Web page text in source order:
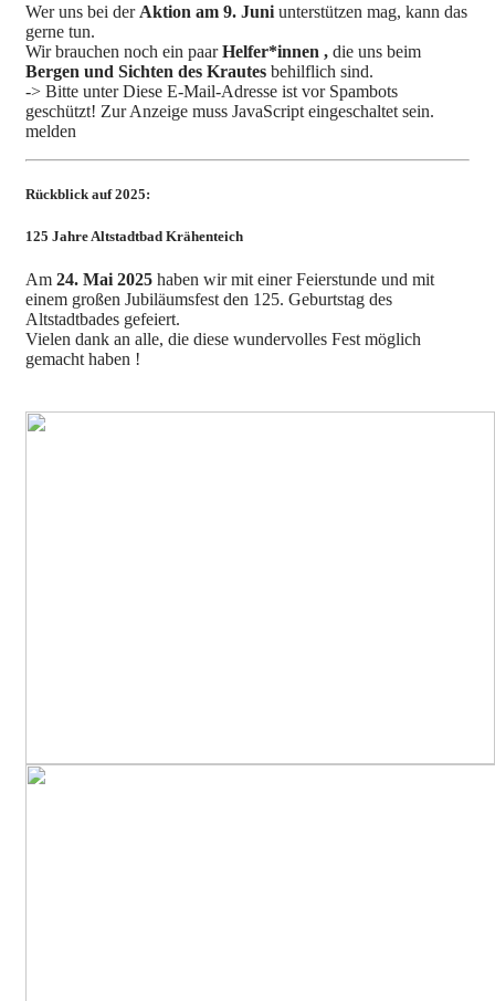
Wer uns bei der Aktion am 9. Juni unterstützen mag, kann das
gerne tun.
Wir brauchen noch ein paarHelfer*innen , die uns beim
Bergen und Sichten des Krautes behilflich sind.
-> Bitte unterDiese E-Mail-Adresse ist vor Spambots
geschützt! Zur Anzeige muss JavaScript eingeschaltet sein.
melden
Rückblick auf 2025:
125 Jahre Altstadtbad Krähenteich
Am 24. Mai 2025 haben wir mit einer Feierstunde und mit
einem großen Jubiläumsfest den 125. Geburtstag des
Altstadtbades gefeiert.
Vielen dank an alle, die diese wundervolles Fest möglich
gemacht haben !